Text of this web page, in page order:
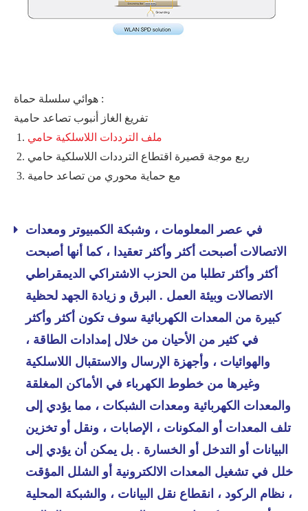
هوائي سلسلة حماة :
تفريغ الغاز أنبوب تصاعد حامية
ملف الترددات اللاسلكية حامي
ربع موجة قصيرة اقتطاع الترددات اللاسلكية حامي
مع حماية محوري من تصاعد حامية
في عصر المعلومات ، وشبكة الكمبيوتر ومعدات
الاتصالات أصبحت أكثر وأكثر تعقيدا ، كما أنها أصبحت
أكثر وأكثر تطلبا من الحزب الاشتراكي الديمقراطي
الاتصالات وبيئة العمل . البرق و زيادة الجهد لحظية
كبيرة من المعدات الكهربائية سوف تكون أكثر وأكثر
في كثير من الأحيان من خلال إمدادات الطاقة ،
والهوائيات ، وأجهزة الإرسال والاستقبال اللاسلكية
وغيرها من خطوط الكهرباء في الأماكن المغلقة
والمعدات الكهربائية ومعدات الشبكات ، مما يؤدي إلى
تلف المعدات أو المكونات ، الإصابات ، ونقل أو تخزين
البيانات أو التدخل أو الخسارة . بل يمكن أن يؤدي إلى
خلل في تشغيل المعدات الالكترونية أو الشلل المؤقت
، نظام الركود ، انقطاع نقل البيانات ، والشبكة المحلية